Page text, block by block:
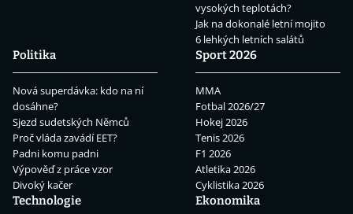
vysokých teplotách?
Jak na dokonalé letní mojito
6 lehkých letních salátů
Politika
Nová superdávka: kdo na ní
dosáhne?
Sjezd sudetských Němců
Proč vláda zavádí EET?
Padni komu padni
Výpověď z práce vzor
Divoký kačer
Sport 2026
MMA
Fotbal 2026/27
Hokej 2026
Tenis 2026
F1 2026
Atletika 2026
Cyklistika 2026
Technologie
Ekonomika